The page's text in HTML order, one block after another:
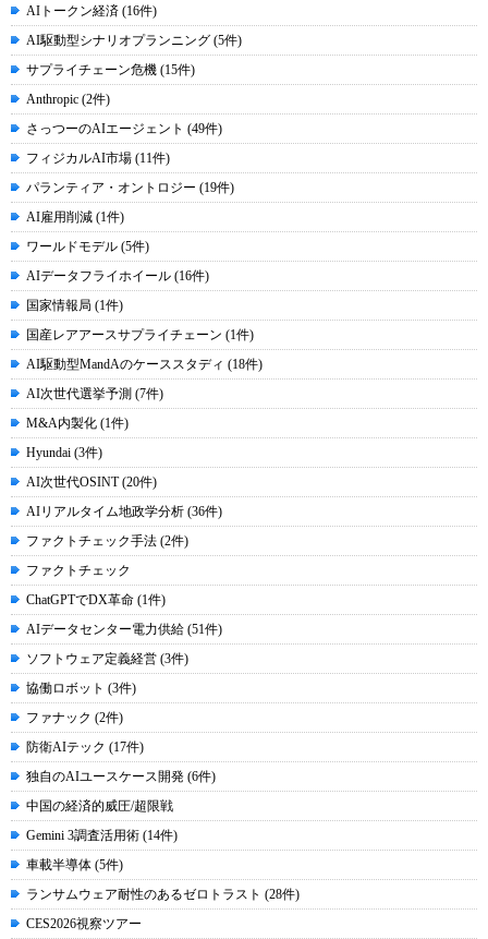
AIトークン経済 (16件)
AI駆動型シナリオプランニング (5件)
サプライチェーン危機 (15件)
Anthropic (2件)
さっつーのAIエージェント (49件)
フィジカルAI市場 (11件)
パランティア・オントロジー (19件)
AI雇用削減 (1件)
ワールドモデル (5件)
AIデータフライホイール (16件)
国家情報局 (1件)
国産レアアースサプライチェーン (1件)
AI駆動型MandAのケーススタディ (18件)
AI次世代選挙予測 (7件)
M&A内製化 (1件)
Hyundai (3件)
AI次世代OSINT (20件)
AIリアルタイム地政学分析 (36件)
ファクトチェック手法 (2件)
ファクトチェック
ChatGPTでDX革命 (1件)
AIデータセンター電力供給 (51件)
ソフトウェア定義経営 (3件)
協働ロボット (3件)
ファナック (2件)
防衛AIテック (17件)
独自のAIユースケース開発 (6件)
中国の経済的威圧/超限戦
Gemini 3調査活用術 (14件)
車載半導体 (5件)
ランサムウェア耐性のあるゼロトラスト (28件)
CES2026視察ツアー